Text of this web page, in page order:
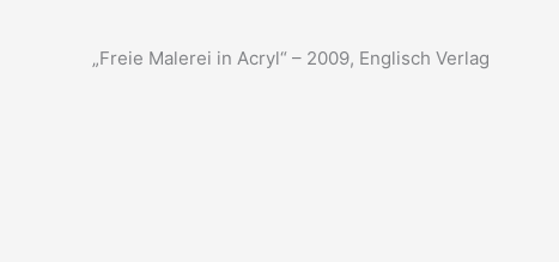
„Freie Malerei in Acryl“ – 2009, Englisch Verlag